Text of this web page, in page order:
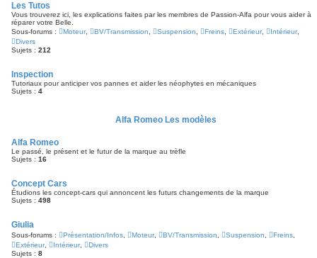
Les Tutos
Vous trouverez ici, les explications faites par les membres de Passion-Alfa pour vous aider à
réparer votre Belle.
Sous-forums :
Moteur, BV/Transmission Suspension Freins Extérieur, Intérieur,
Divers
Sujets : 212
Inspection
Tutoriaux pour anticiper vos pannes et aider les néophytes en mécaniques
Sujets : 4
Alfa Romeo Les modèles
Alfa Romeo
Le passé, le présent et le futur de la marque au trèfle
Sujets : 16
Concept Cars
Étudions les concept-cars qui annoncent les futurs changements de la marque
Sujets : 498
Giulia
Sous-forums : Présentation/Infos Moteur, BV/Transmission Suspension Freins
Extérieur, Intérieur,
Divers
Sujets : 8